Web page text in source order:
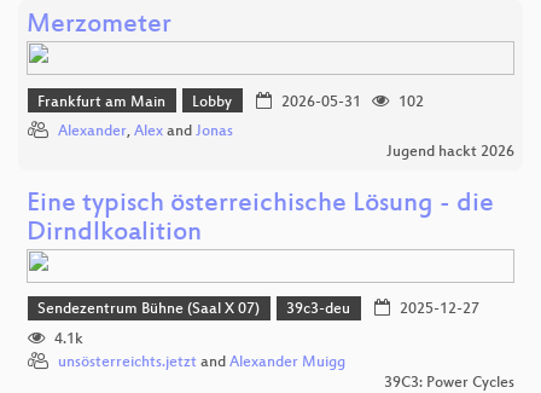
Merzometer
Frankfurt am Main Lobby 2026-05-31
102
Alexander, Alex and Jonas
Jugend hackt 2026
Eine typisch österreichische Lösung - die
Dirndlkoalition
Sendezentrum Bühne (Saal X 07) 39c3-deu
2025-12-27
4.1k
unsösterreichts.jetzt and Alexander Muigg
39C3: Power Cycles